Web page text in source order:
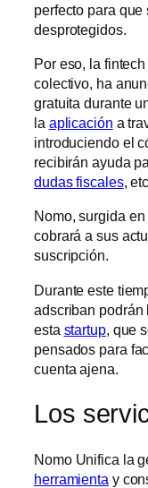
perfecto para
desprotegidos.
Por eso, la
colectivo, ha
gratuita durante
la aplicación a
introduciendo el
recibirán ayuda
dudas fiscales,
Nomo, surgida en
cobrará a sus
suscripción.
Durante este
adscriban
esta startup, que
pensados para
cuenta ajena.
Los
Nomo Unifica la
herramienta y